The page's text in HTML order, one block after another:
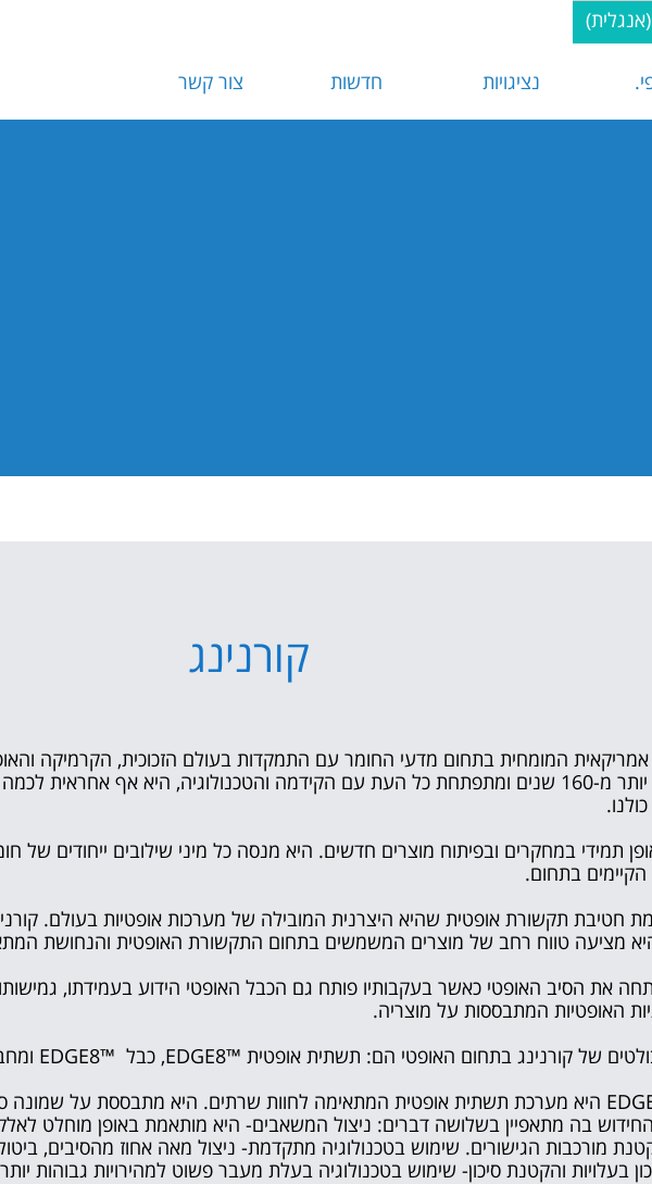
(אנגלית)
נציגויות חדשות צור קשר
קורנינג
אמריקאית המומחית בתחום מדעי החומר עם התמקדות בעולם הזכוכית, הקרמיקה
הקיימת ופועלת כבר יותר מ-160 שנים ומתפתחת כל העת עם הקידמה והטכנולוגיה, היא אף
תמידי במחקרים ובפיתוח מוצרים חדשים. היא מנסה כל מיני שילובים ייחודים של
הקיימים בתחום.
חטיבת תקשורת אופטית שהיא היצרנית המובילה של מערכות אופטיות בעולם.
היא מציעה טווח רחב של מוצרים המשמשים בתחום התקשורת האופטית והנחושת
את הסיב האופטי כאשר בעקבותיו פותח גם הכבל האופטי הידוע בעמידתו,
האופטיות המתבססות על מוצריה.
של קורנינג בתחום האופטי הם: תשתית אופטית ™EDGE8, כבל ™EDGE8 ומחברים אופטיים UniCam.
תשתית אופטית המתאימה לחוות שרתים. היא מתבססת על שמונה
12 סיבים. החידוש בה מתאפיין בשלושה דברים: ניצול המשאבים- היא מותאמת באופן
מורכבות הגישורים. שימוש בטכנולוגיה מתקדמת- ניצול מאה אחוז מהסיבים,
בעלויות והקטנת סיכון- שימוש בטכנולוגיה בעלת מעבר פשוט למהירויות גבוהות